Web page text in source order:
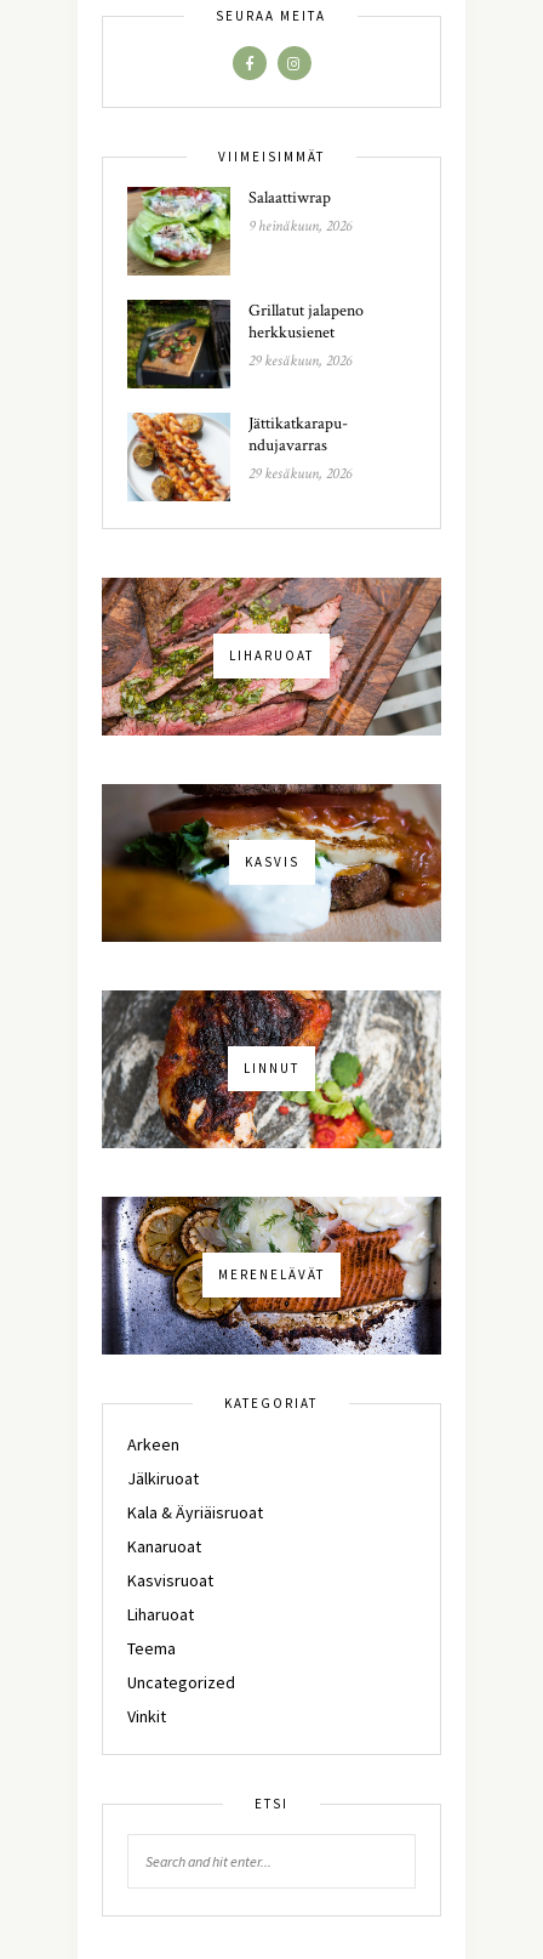
SEURAA MEITÄ
VIIMEISIMMÄT
Salaattiwrap
9 heinäkuun, 2026
Grillatut jalapeno
herkkusienet
29 kesäkuun, 2026
Jättikatkarapu-
ndujavarras
29 kesäkuun, 2026
LIHARUOAT
KASVIS
LINNUT
MERENELÄVÄT
KATEGORIAT
Arkeen
Jälkiruoat
Kala & Äyriäisruoat
Kanaruoat
Kasvisruoat
Liharuoat
Teema
Uncategorized
Vinkit
ETSI